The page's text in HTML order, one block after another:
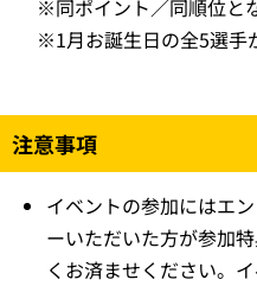
※同ポイント／同順位と
※1月お誕生日の全5選手
注意事項
イベントの参加にはエ
ーいただいた方が参加
くお済ませください。